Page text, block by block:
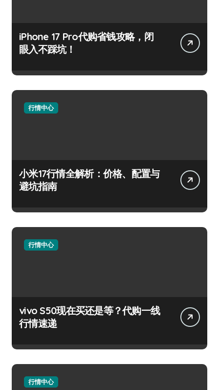
iPhone 17 Pro代购省钱攻略，闭
眼入不踩坑！
行情中心
小米17行情全解析：价格、配置与
避坑指南
行情中心
vivo S50现在买还是等？代购一线
行情速递
行情中心